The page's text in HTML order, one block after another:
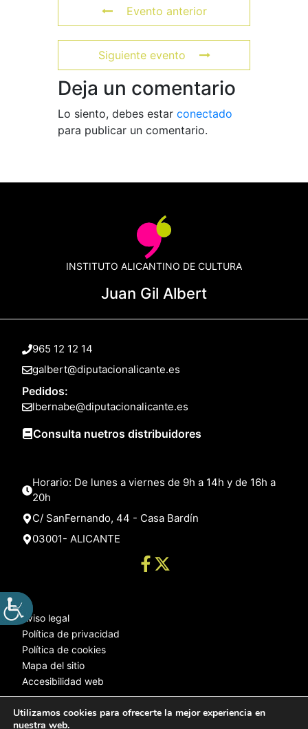
Evento anterior
Siguiente evento
Deja un comentario
Lo siento, debes estar conectado
para publicar un comentario.
INSTITUTO ALICANTINO DE CULTURA
Juan Gil Albert
965 12 12 14
galbert@diputacionalicante.es
Pedidos:
lbernabe@diputacionalicante.es
Consulta nuetros distribuidores
Horario: De lunes a viernes de 9h a 14h y de 16h a
20h
C/ SanFernando, 44 - Casa Bardín
03001- ALICANTE
Aviso legal
Política de privacidad
Política de cookies
Mapa del sitio
Accesibilidad web
Utilizamos cookies para ofrecerte la mejor experiencia en
nuestra web.